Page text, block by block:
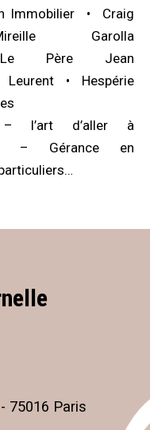
Immobilier
Craig
Garolla
Le Père Jean
Hespérie
– l’art d’aller à
– Gérance en
75016 Paris